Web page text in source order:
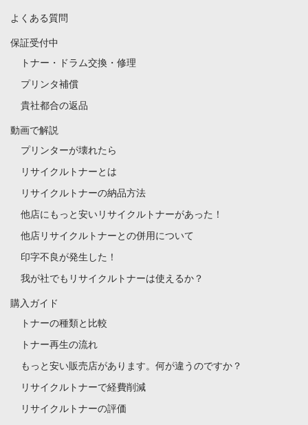
よくある質問
保証受付中
トナー・ドラム交換・修理
プリンタ補償
貴社都合の返品
動画で解説
プリンターが壊れたら
リサイクルトナーとは
リサイクルトナーの納品方法
他店にもっと安いリサイクルトナーがあった！
他店リサイクルトナーとの併用について
印字不良が発生した！
我が社でもリサイクルトナーは使えるか？
購入ガイド
トナーの種類と比較
トナー再生の流れ
もっと安い販売店があります。何が違うのですか？
リサイクルトナーで経費削減
リサイクルトナーの評価